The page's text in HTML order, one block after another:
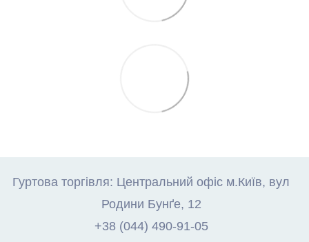
Гуртова торгівля: Центральний офіс м.Київ, вул
Родини Бунґе, 12
+38 (044) 490-91-05